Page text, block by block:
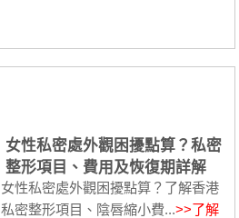
女性私密處外觀困擾點算？私密
整形項目、費用及恢復期詳解
女性私密處外觀困擾點算？了解香港
私密整形項目、陰唇縮小費...>>了解